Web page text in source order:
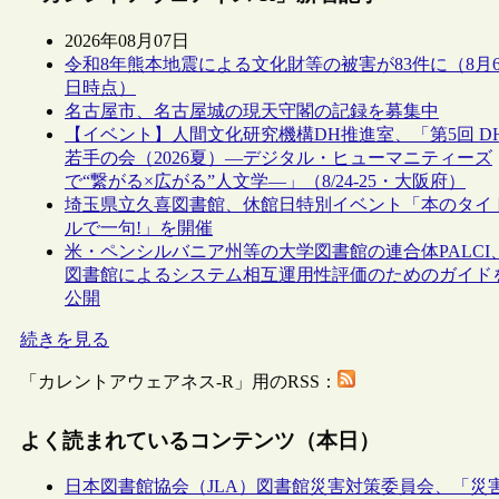
2026年08月07日
令和8年熊本地震による文化財等の被害が83件に（8月
日時点）
名古屋市、名古屋城の現天守閣の記録を募集中
【イベント】人間文化研究機構DH推進室、「第5回
若手の会（2026夏）―デジタル・ヒューマニティーズ
で“繋がる×広がる”人文学―」（8/24-25・大阪府）
埼玉県立久喜図書館、休館日特別イベント「本のタイ
ルで一句!」を開催
米・ペンシルバニア州等の大学図書館の連合体PALCI、
図書館によるシステム相互運用性評価のためのガイド
公開
続きを見る
「カレントアウェアネス-R」用のRSS：
よく読まれているコンテンツ（本日）
日本図書館協会（JLA）図書館災害対策委員会、「災